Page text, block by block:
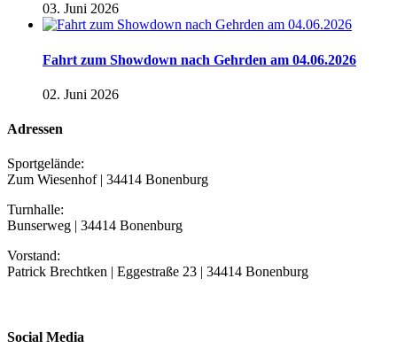
03. Juni 2026
Fahrt zum Showdown nach Gehrden am 04.06.2026
02. Juni 2026
Adressen
Sportgelände:
Zum Wiesenhof | 34414 Bonenburg
Turnhalle:
Bunserweg | 34414 Bonenburg
Vorstand:
Patrick Brechtken | Eggestraße 23 | 34414 Bonenburg
Social Media